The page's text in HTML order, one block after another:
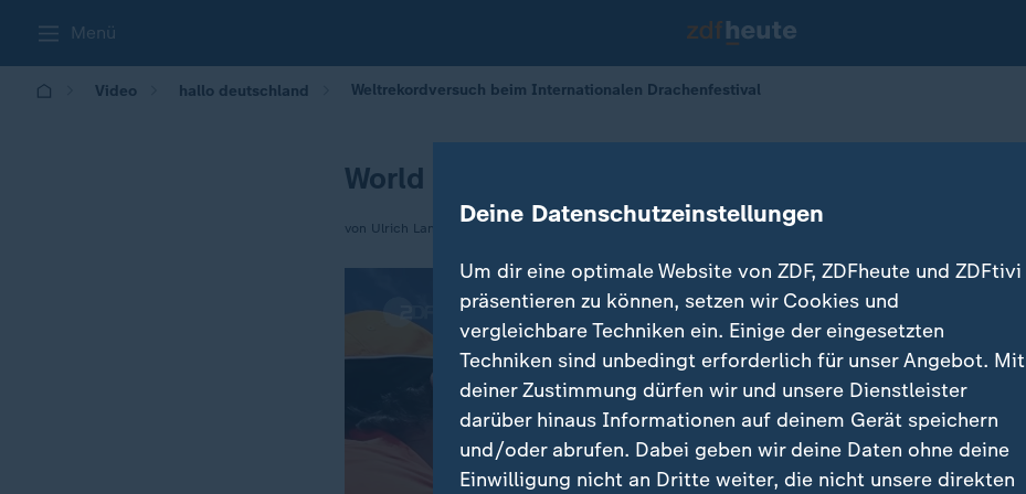
Menü
Video hallo deutschland Weltrekordversuch beim Internationalen Drachenfestival
World Kite Cup fasziniert Drachen-Fans
von Ulrich Langer Deine Datenschutzeinstellungen
Um dir eine optimale Website von ZDF, ZDFheute und ZDFtivi
präsentieren zu können, setzen wir Cookies und
vergleichbare Techniken ein. Einige der eingesetzten
Techniken sind unbedingt erforderlich für unser Angebot. Mit
deiner Zustimmung dürfen wir und unsere Dienstleister
darüber hinaus Informationen auf deinem Gerät speichern
und/oder abrufen. Dabei geben wir deine Daten ohne deine
Einwilligung nicht an Dritte weiter, die nicht unsere direkten